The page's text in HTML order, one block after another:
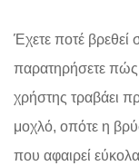
Έχετε ποτέ βρεθεί
παρατηρήσετε πώς
χρήστης τραβάει
μοχλό, οπότε η
που αφαιρεί